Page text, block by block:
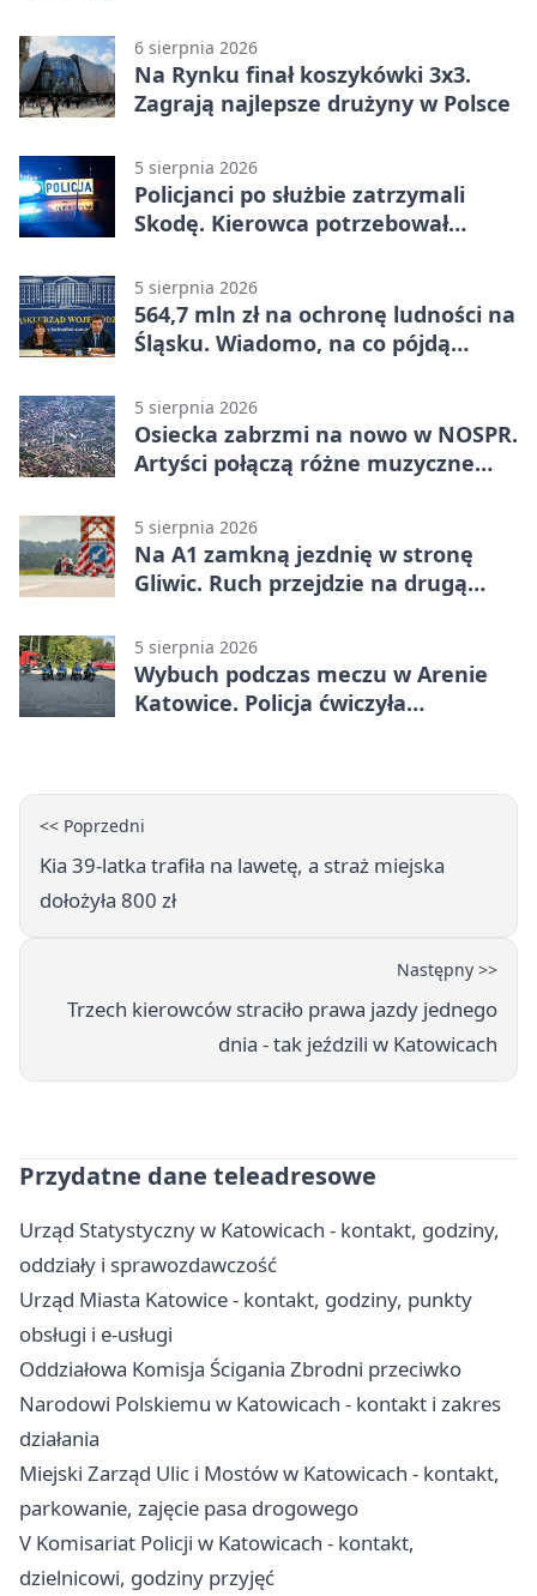
6 sierpnia 2026
Na Rynku finał koszykówki 3x3.
Zagrają najlepsze drużyny w Polsce
5 sierpnia 2026
Policjanci po służbie zatrzymali
Skodę. Kierowca potrzebował
5 sierpnia 2026
564,7 mln zł na ochronę ludności na
Śląsku. Wiadomo, na co pójdą
5 sierpnia 2026
Osiecka zabrzmi na nowo w NOSPR.
Artyści połączą różne muzyczne
5 sierpnia 2026
Na A1 zamkną jezdnię w stronę
Gliwic. Ruch przejdzie na drugą
5 sierpnia 2026
Wybuch podczas meczu w Arenie
Katowice. Policja ćwiczyła
<< Poprzedni
Kia 39-latka trafiła na lawetę, a straż miejska
dołożyła 800 zł
Następny >>
Trzech kierowców straciło prawa jazdy jednego
dnia - tak jeździli w Katowicach
Przydatne dane teleadresowe
Urząd Statystyczny w Katowicach - kontakt, godziny,
oddziały i sprawozdawczość
Urząd Miasta Katowice - kontakt, godziny, punkty
obsługi i e-usługi
Oddziałowa Komisja Ścigania Zbrodni przeciwko
Narodowi Polskiemu w Katowicach - kontakt i zakres
działania
Miejski Zarząd Ulic i Mostów w Katowicach - kontakt,
parkowanie, zajęcie pasa drogowego
V Komisariat Policji w Katowicach - kontakt,
dzielnicowi, godziny przyjęć